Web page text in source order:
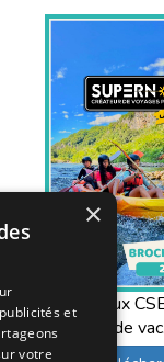
Offres aux
de
×
et
votre